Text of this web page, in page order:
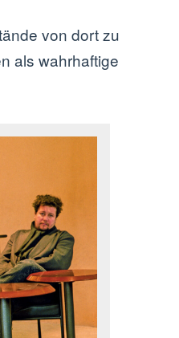
von dort zu
als wahrhaftige